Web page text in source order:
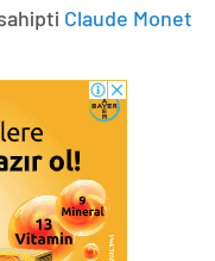
Claude Monet